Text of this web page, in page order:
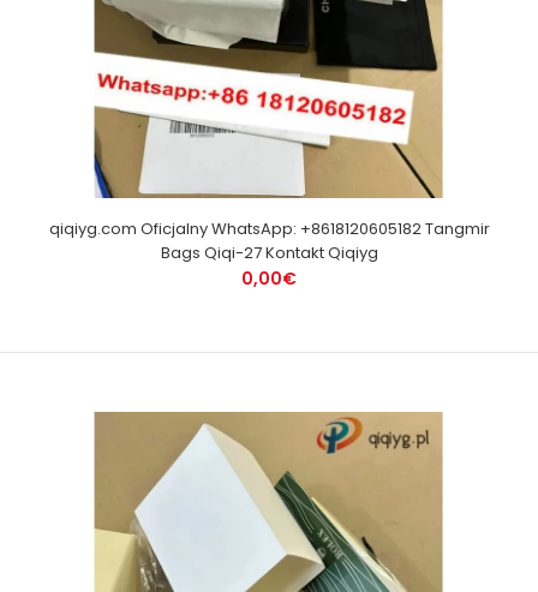
qiqiyg.com Oficjalny WhatsApp: +8618120605182 Tangmir
Bags Qiqi-27 Kontakt Qiqiyg
0,00€